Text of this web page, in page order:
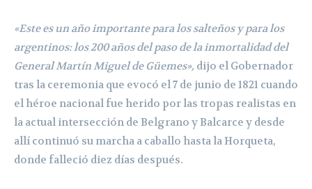
«Este es un año importante para los salteños y para los
argentinos: los 200 años del paso de la inmortalidad del
General Martín Miguel de Güemes», dijo el Gobernador
tras la ceremonia que evocó el 7 de junio de 1821 cuando
el héroe nacional fue herido por las tropas realistas en
la actual intersección de Belgrano y Balcarce y desde
allí continuó su marcha a caballo hasta la Horqueta,
donde falleció diez días después.